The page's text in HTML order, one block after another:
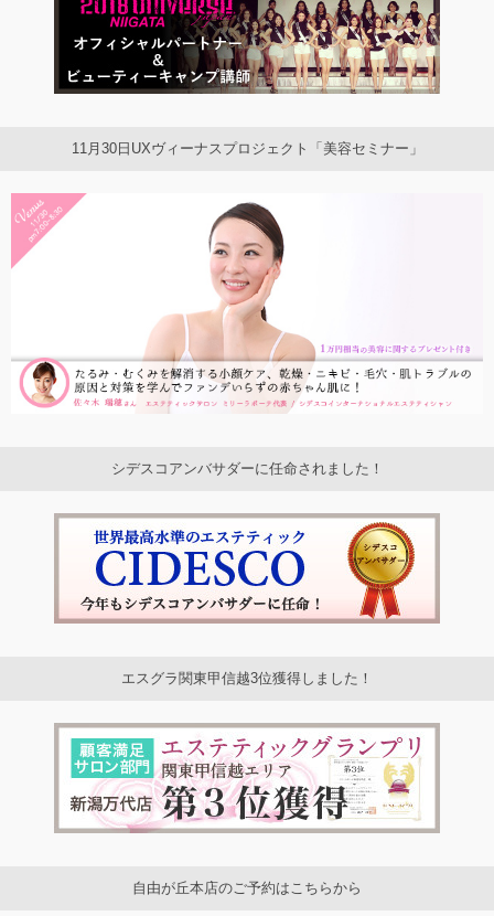
11月30日UXヴィーナスプロジェクト「美容セミナー」
シデスコアンバサダーに任命されました！
エスグラ関東甲信越3位獲得しました！
自由が丘本店のご予約はこちらから